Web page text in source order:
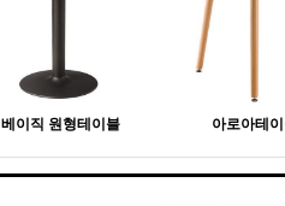
베이직 원형테이블 아로아테